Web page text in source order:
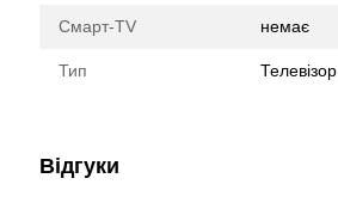
Смарт-TV немає
Тип Телевізор
Відгуки